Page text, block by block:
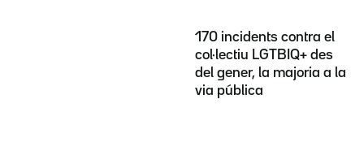
170 incidents contra el
col·lectiu LGTBIQ+ des
del gener, la majoria a la
via pública